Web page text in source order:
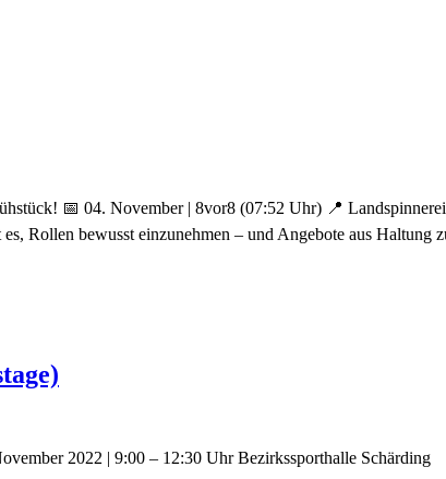
📅 04. November | 8vor8 (07:52 Uhr) 📍
Rollen bewusst einzunehmen – und Angebote aus
2022 | 9:00 – 12:30 Uhr Bezirkssporthalle Schärding